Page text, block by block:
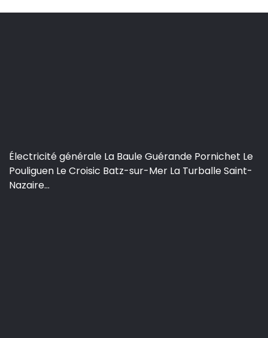
Électricité générale La Baule Guérande Pornichet Le
Pouliguen Le Croisic Batz-sur-Mer La Turballe Saint-
Nazaire...